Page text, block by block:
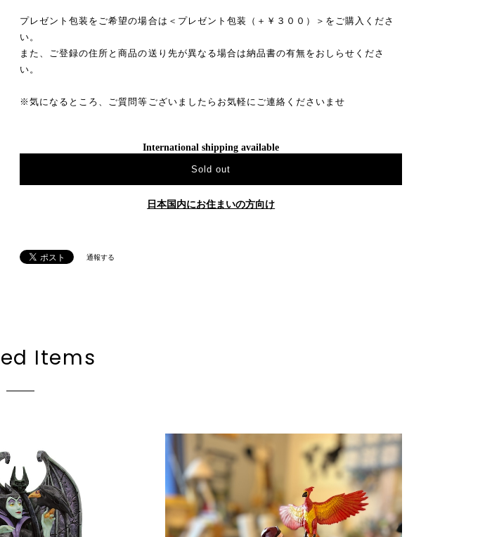
プレゼント包装をご希望の場合は＜プレゼント包装（＋￥３００）＞をご購入くださ
い。
また、ご登録の住所と商品の送り先が異なる場合は納品書の有無をおしらせくださ
い。
※気になるところ、ご質問等ございましたらお気軽にご連絡くださいませ
International shipping available
Sold out
日本国内にお住まいの方向け
通報する
Items